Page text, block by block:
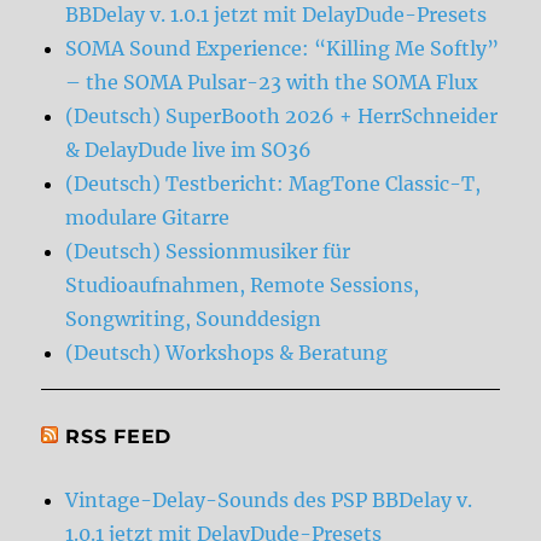
BBDelay v. 1.0.1 jetzt mit DelayDude-Presets
SOMA Sound Experience: “Killing Me Softly”
– the SOMA Pulsar-23 with the SOMA Flux
(Deutsch) SuperBooth 2026 + HerrSchneider
& DelayDude live im SO36
(Deutsch) Testbericht: MagTone Classic-T,
modulare Gitarre
(Deutsch) Sessionmusiker für
Studioaufnahmen, Remote Sessions,
Songwriting, Sounddesign
(Deutsch) Workshops & Beratung
RSS FEED
Vintage-Delay-Sounds des PSP BBDelay v.
1.0.1 jetzt mit DelayDude-Presets